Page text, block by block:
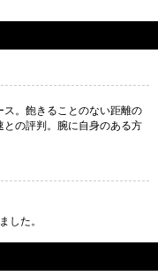
。飽きることのない距離の
との評判。腕に自身のある方
した。